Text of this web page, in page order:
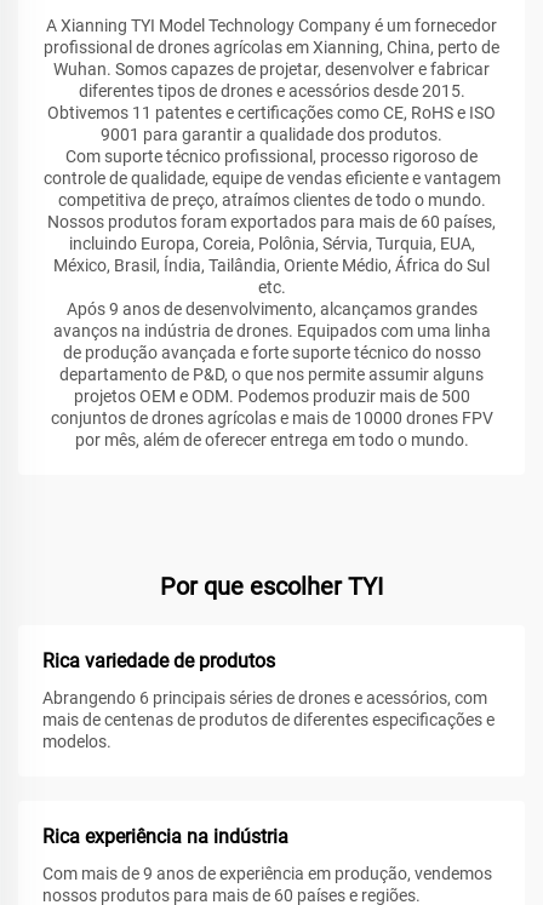
A Xianning TYI Model Technology Company é um fornecedor
profissional de drones agrícolas em Xianning, China, perto de
Wuhan. Somos capazes de projetar, desenvolver e fabricar
diferentes tipos de drones e acessórios desde 2015.
Obtivemos 11 patentes e certificações como CE, RoHS e ISO
9001 para garantir a qualidade dos produtos.
Com suporte técnico profissional, processo rigoroso de
controle de qualidade, equipe de vendas eficiente e vantagem
competitiva de preço, atraímos clientes de todo o mundo.
Nossos produtos foram exportados para mais de 60 países,
incluindo Europa, Coreia, Polônia, Sérvia, Turquia, EUA,
México, Brasil, Índia, Tailândia, Oriente Médio, África do Sul
etc.
Após 9 anos de desenvolvimento, alcançamos grandes
avanços na indústria de drones. Equipados com uma linha
de produção avançada e forte suporte técnico do nosso
departamento de P&D, o que nos permite assumir alguns
projetos OEM e ODM. Podemos produzir mais de 500
conjuntos de drones agrícolas e mais de 10000 drones FPV
por mês, além de oferecer entrega em todo o mundo.
Por que escolher TYI
Rica variedade de produtos
Abrangendo 6 principais séries de drones e acessórios, com
mais de centenas de produtos de diferentes especificações e
modelos.
Rica experiência na indústria
Com mais de 9 anos de experiência em produção, vendemos
nossos produtos para mais de 60 países e regiões.